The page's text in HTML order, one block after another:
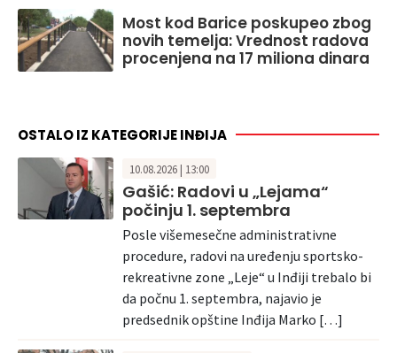
Most kod Barice poskupeo zbog
novih temelja: Vrednost radova
procenjena na 17 miliona dinara
OSTALO IZ KATEGORIJE INĐIJA
10.08.2026 | 13:00
Gašić: Radovi u „Lejama“
počinju 1. septembra
Posle višemesečne administrativne
procedure, radovi na uređenju sportsko-
rekreativne zone „Leje“ u Inđiji trebalo bi
da počnu 1. septembra, najavio je
predsednik opštine Inđija Marko […]